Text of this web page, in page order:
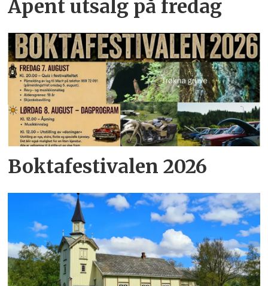
Åpent utsalg på fredag
Boktafestivalen 2026